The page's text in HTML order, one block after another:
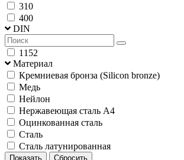
310
400
DIN
1152
Материал
Кремниевая бронза (Silicon bronze)
Медь
Нейлон
Нержавеющая сталь А4
Оцинкованная сталь
Сталь
Сталь латунированная